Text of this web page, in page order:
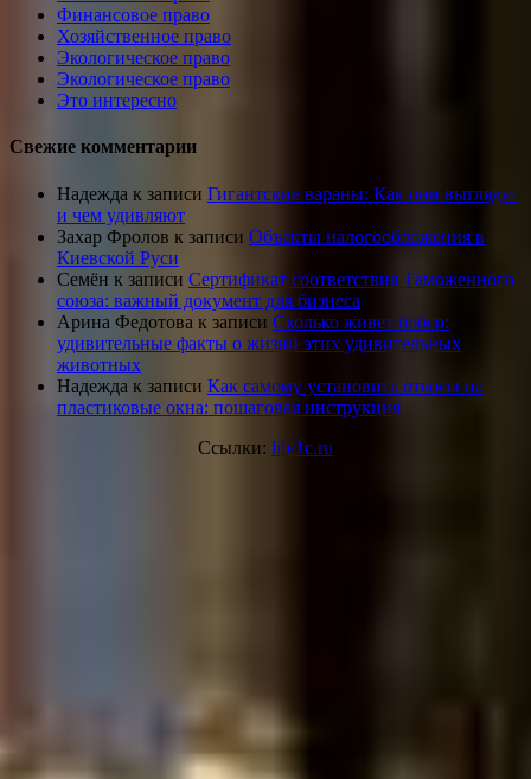
Финансовое право
Хозяйственное право
Экологическое право
Экологическое право
Это интересно
Свежие комментарии
Надежда к записи Гигантские вараны: Как они выглядят
и чем удивляют
Захар Фролов к записи Объекты налогообложения в
Киевской Руси
Семён к записи Сертификат соответствия Таможенного
союза: важный документ для бизнеса
Арина Федотова к записи Сколько живет бобер:
удивительные факты о жизни этих удивительных
животных
Надежда к записи Как самому установить откосы на
пластиковые окна: пошаговая инструкция
Ссылки: life1c.ru